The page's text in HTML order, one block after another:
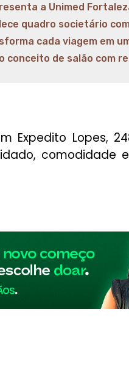
a Unimed
quadro societário com
cada viagem em
conceito de salão com
Expedito Lopes,
comodidade